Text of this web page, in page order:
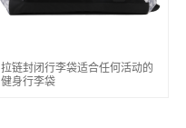
拉链封闭行李袋适合任何活动的
健身行李袋